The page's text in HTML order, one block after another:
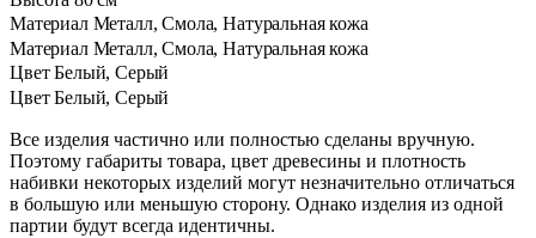
Материал Металл, Смола, Натуральная кожа
Материал Металл, Смола, Натуральная кожа
Цвет Белый, Серый
Цвет Белый, Серый
Все изделия частично или полностью сделаны вручную.
Поэтому габариты товара, цвет древесины и плотность
набивки некоторых изделий могут незначительно отличаться
в большую или меньшую сторону. Однако изделия из одной
партии будут всегда идентичны.